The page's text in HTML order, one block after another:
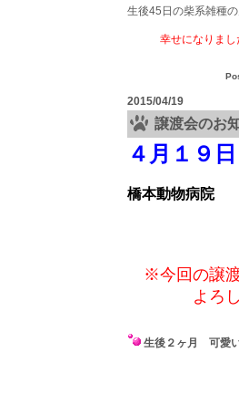
生後45日の柴系雑種
幸せになりまし
2015/04/19
譲渡会のお
４月１９日
橋本動物病
※今回の譲渡
よろしく
生後２ヶ月 可愛